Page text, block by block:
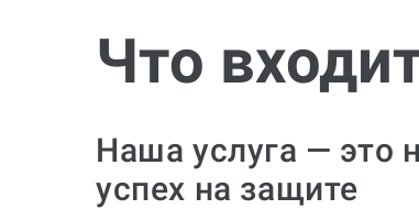
Что
Наша услуга — это
успех на защите